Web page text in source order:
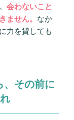
会わないこと
ません。 なか
力を貸しても
、その前に